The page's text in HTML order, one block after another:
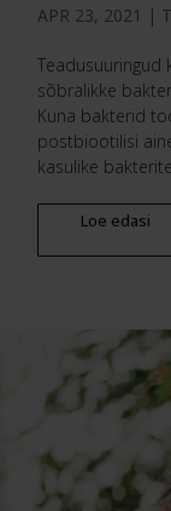
APR 23, 2021 |
Teadusuuringud
sõbralikke
Kuna bakterid
postbiootilisi
kasulike
Loe edasi